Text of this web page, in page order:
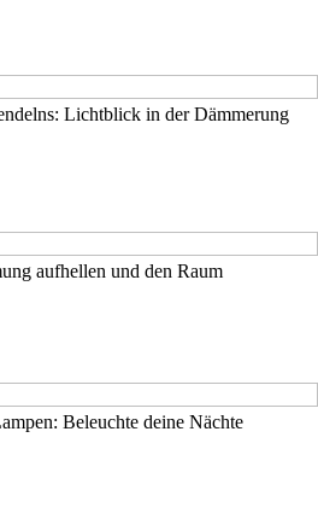
Lichtblick in der Dämmerung
aufhellen und den Raum
Beleuchte deine Nächte